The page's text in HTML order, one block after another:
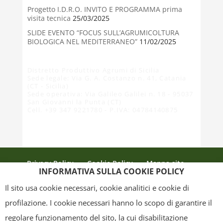
Progetto I.D.R.O. INVITO E PROGRAMMA prima
visita tecnica 25/03/2025
SLIDE EVENTO “FOCUS SULL’AGRUMICOLTURA
BIOLOGICA NEL MEDITERRANEO”11/02/2025
Privacy Policy Cookie Policy
Mappa sito
INFORMATIVA SULLA COOKIE POLICY
Il sito usa cookie necessari, cookie analitici e cookie di
profilazione. I cookie necessari hanno lo scopo di garantire il
regolare funzionamento del sito, la cui disabilitazione